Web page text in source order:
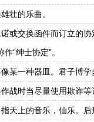
壮的乐曲。
或交换函件而订立的
“绅士协定”。
某一种器皿。君子博
战时当尽量使用欺诈
天上的音乐，仙乐。